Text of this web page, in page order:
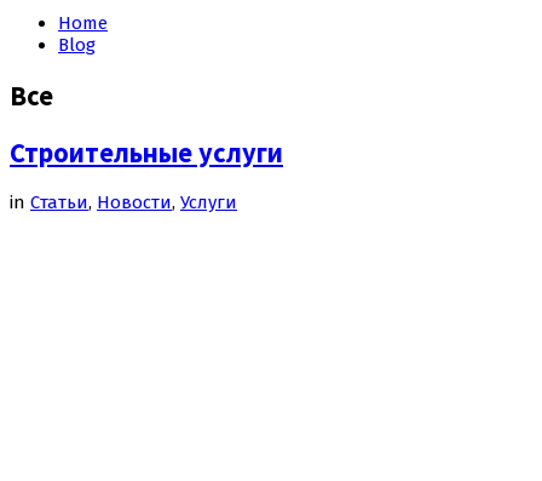
Home
Blog
Все
Строительные услуги
in Cтатьи, Новости, Услуги